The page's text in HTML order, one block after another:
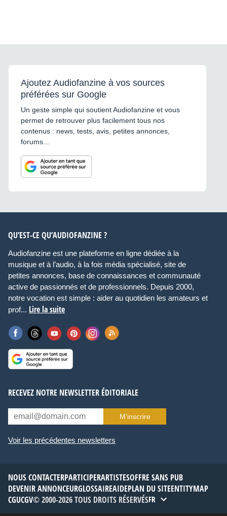
Ajoutez Audiofanzine à vos sources
préférées sur Google
Un geste simple qui soutient Audiofanzine et vous
permet de retrouver plus facilement tous nos
contenus : news, tests, avis, petites annonces,
forums...
QU’EST-CE QU’AUDIOFANZINE ?
Audiofanzine est une plateforme en ligne dédiée à la
musique et à l’audio, à la fois média spécialisé, site de
petites annonces, base de connaissances et communauté
active de passionnés et de professionnels. Depuis 2000,
notre vocation est simple : aider au quotidien les amateurs et
prof... Lire la suite
RECEVEZ NOTRE NEWSLETTER ÉDITORIALE
M’inscrire
Voir les précédentes newsletters
NOUS CONTACTERPARTICIPERARTISTESOFFRE SANS PUB
DEVENIR ANNONCEURGLOSSAIREAIDEPLAN DU SITEENTITYMAP
CGUCGV© 2000-2026 TOUS DROITS RÉSERVÉSFR